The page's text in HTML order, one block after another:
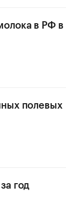
в РФ в
полевых
год